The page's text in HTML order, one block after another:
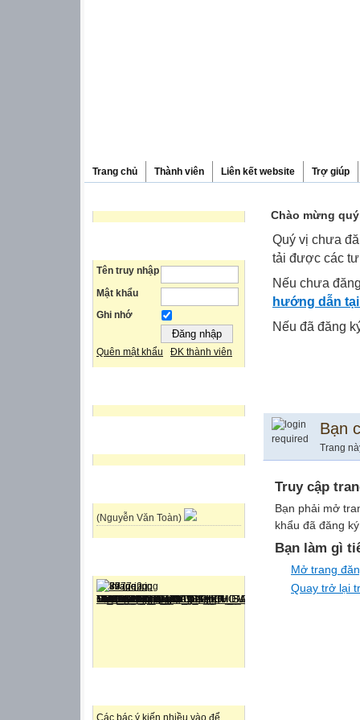
Trang chủ Thành viên Liên kết website Trợ giúp
Tên truy nhập
Mật khẩu
Ghi nhớ
Quên mật khẩu ĐK thành viên
(Nguyễn Văn Toàn)
Các bác ý kiến nhiều vào để
Chào mừng
Quý vị chưa
tải được các
Nếu chưa
hướng dẫn
Nếu đã đăng
Bạn
Trang
Truy cập
Bạn phải mở
khẩu đã đăng
Bạn làm gì
Mở trang
Quay trở lại